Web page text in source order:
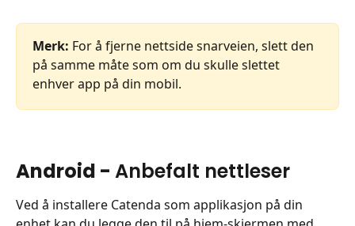
Merk: For å fjerne nettside snarveien, slett den
på samme måte som om du skulle slettet
enhver app på din mobil.
Android - Anbefalt nettleser
Ved å installere Catenda som applikasjon på din